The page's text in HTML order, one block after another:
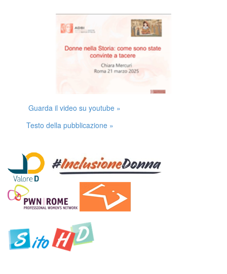
Guarda il video su youtube »
Testo della pubblicazione »